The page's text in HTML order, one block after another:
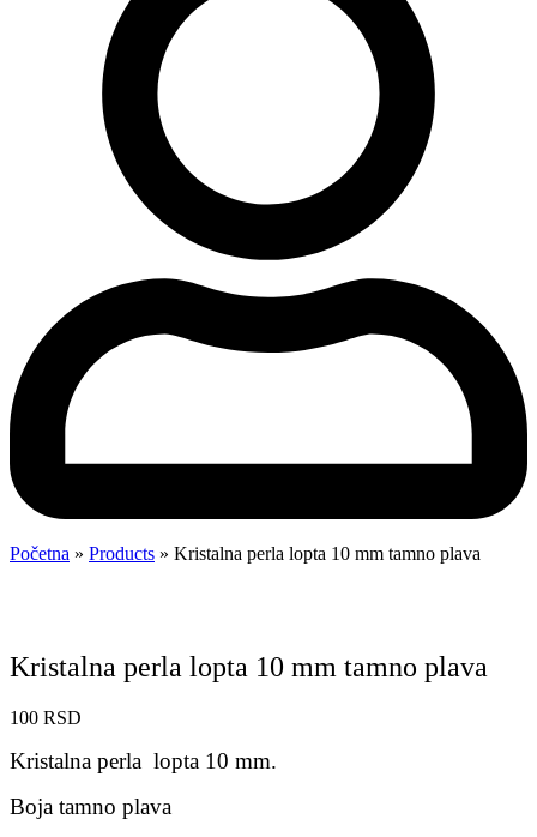
Početna » Products » Kristalna perla lopta 10 mm tamno plava
Kristalna perla lopta 10 mm tamno plava
100 RSD
Kristalna perla lopta 10 mm.
Boja tamno plava